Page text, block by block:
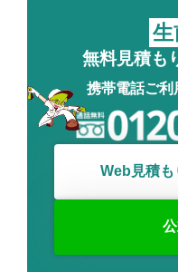
生
無料見積も
携帯電話ご利
Web見積も